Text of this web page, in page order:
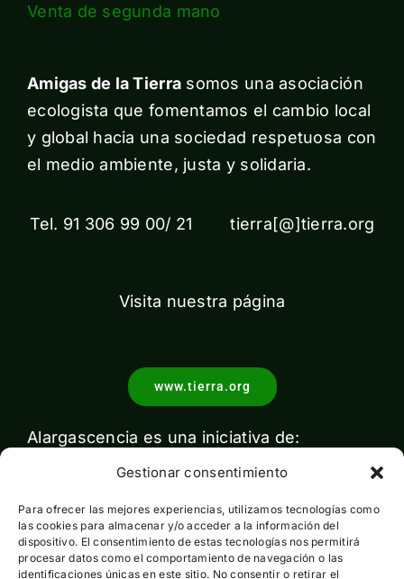
Gestionar consentimiento
Para ofrecer las mejores experiencias, utilizamos tecnologías como
las cookies para almacenar y/o acceder a la información del
dispositivo. El consentimiento de estas tecnologías nos permitirá
procesar datos como el comportamiento de navegación o las
identificaciones únicas en este sitio. No consentir o retirar el
Venta de segunda mano
Amigas de la Tierra somos una asociación
ecologista que fomentamos el cambio local
y global hacia una sociedad respetuosa con
el medio ambiente, justa y solidaria.
Tel. 91 306 99 00/ 21 tierra[@]tierra.org
Visita nuestra página
www.tierra.org
Alargascencia es una iniciativa de: